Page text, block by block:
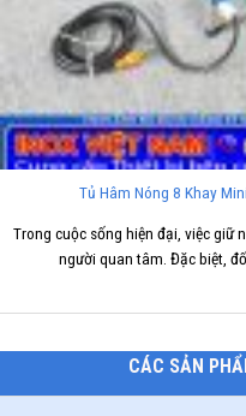
Tủ Hâm Nóng 8 Khay
Trong cuộc sống hiện đại, việc giữ
người quan tâm. Đặc biệt,
CÁC SẢN